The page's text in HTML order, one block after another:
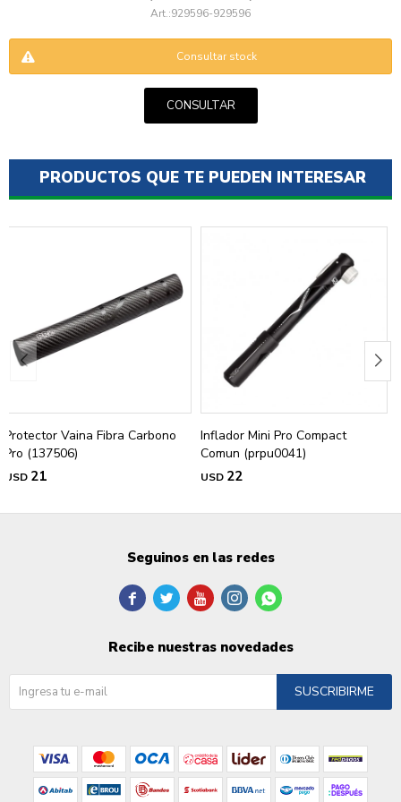
929596-929596
Consultar stock
CONSULTAR
PRODUCTOS QUE TE PUEDEN INTERESAR
Protector Vaina Fibra Carbono
Pro (137506)
USD 21
Inflador Mini Pro Compact
Comun (prpu0041)
USD 22
ENVIAR
Seguinos en las redes
    
Recibe nuestras novedades
SUSCRIBIRME